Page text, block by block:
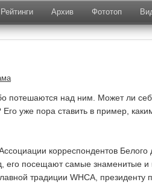
Рейтинги Архив Фототоп
потешаются над ним. Может ли
Его уже пора ставить в пример,
корреспондентов Белого
его посещают самые знаменитые и
традиции WHCA, президенту